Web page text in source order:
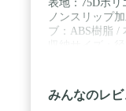
表地：75Dポ
ノンスリップ
ブ：ABS樹脂 /
みんなのレ